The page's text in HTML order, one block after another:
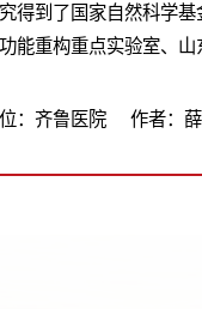
得到了国家自然科学
能重构重点实验室、山
位：齐鲁医院 作者：